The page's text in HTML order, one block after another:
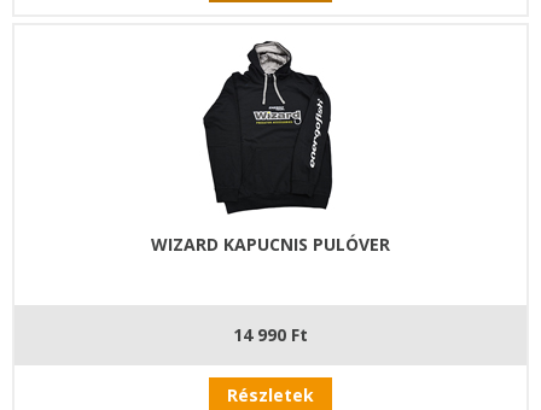
WIZARD KAPUCNIS PULÓVER
14 990 Ft
Részletek